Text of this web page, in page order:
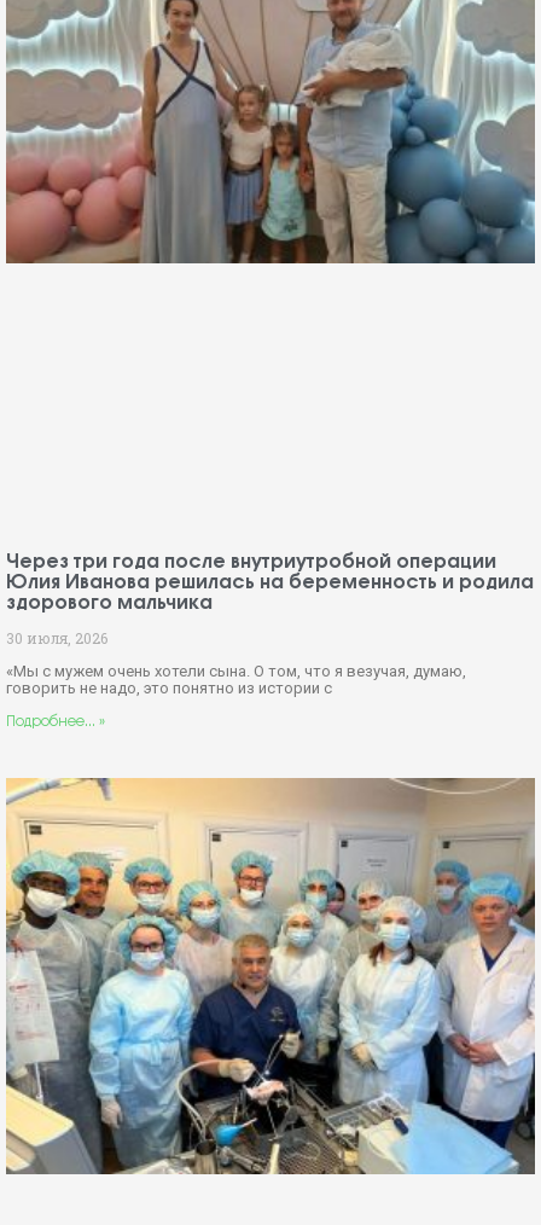
Через три года после внутриутробной операции
Юлия Иванова решилась на беременность и родила
здорового мальчика
30 июля, 2026
«Мы с мужем очень хотели сына. О том, что я везучая, думаю,
говорить не надо, это понятно из истории с
Подробнее... »